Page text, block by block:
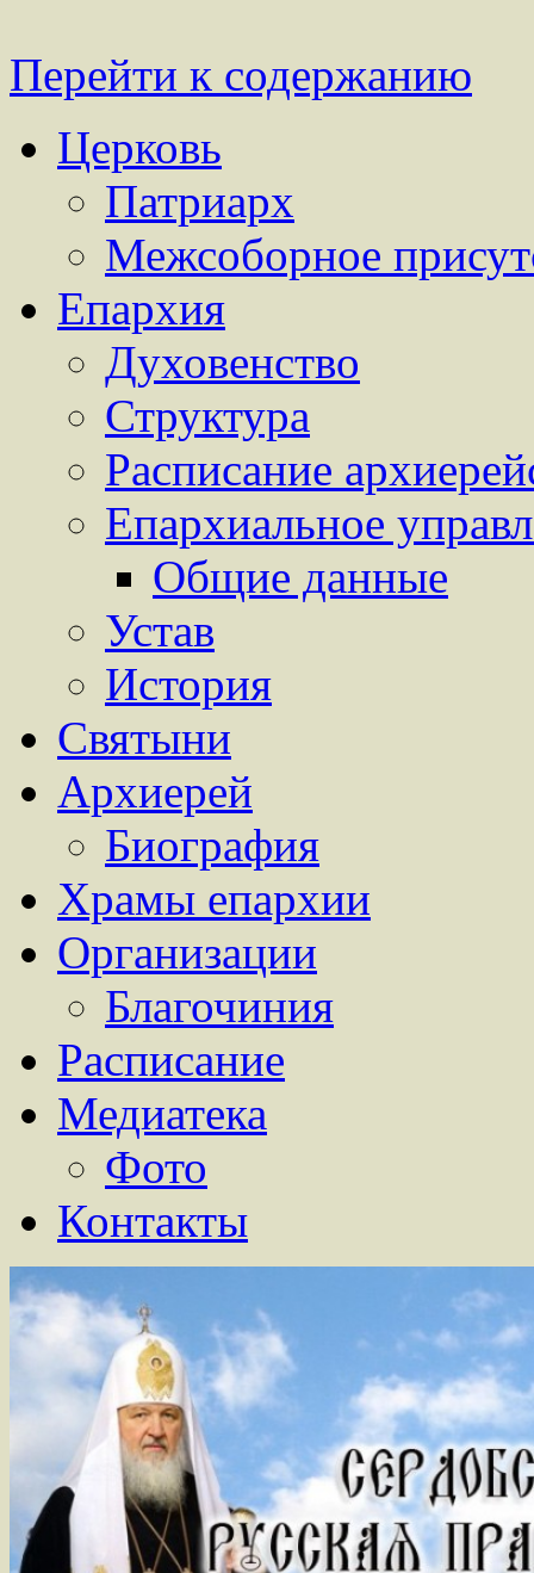
Перейти к содержанию
Церковь
Патриарх
Межсоборное
Епархия
Духовенство
Структура
Расписание
Епархиальное
Общие данные
Устав
История
Святыни
Архиерей
Биография
Храмы епархии
Организации
Благочиния
Расписание
Медиатека
Фото
Контакты